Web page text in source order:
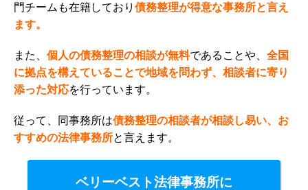
門チームも在籍しており 債務整理が得意な事務所と言え
ます。
また、 個人の債務整理の相談が無料であることや、 全国
に拠点を構えていることで地域を問わず、 相談者に寄り
添った対応を行っています。
従って、同事務所は債務整理の相談者が相談し易い、お
すすめの法律事務所と言えます。
ベリーベスト法律事務所に